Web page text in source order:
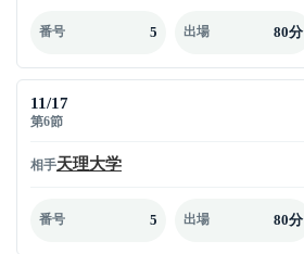
番号 5 出場 80分
11/17
第6節
相手天理大学
番号 5 出場 80分